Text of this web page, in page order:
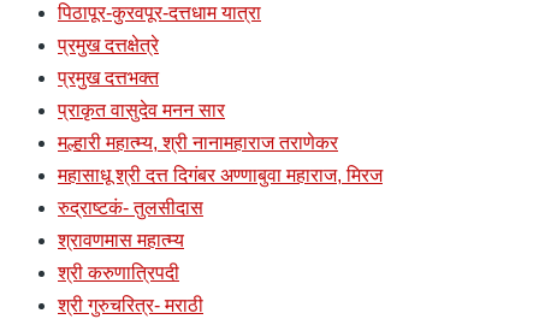
पिठापूर-कुरवपूर-दत्तधाम यात्रा
प्रमुख दत्तक्षेत्रे
प्रमुख दत्तभक्त
प्राकृत वासुदेव मनन सार
मल्हारी महात्म्य, श्री नानामहाराज तराणेकर
महासाधू श्री दत्त दिगंबर अण्णाबुवा महाराज, मिरज
रुद्राष्टकं- तुलसीदास
श्रावणमास महात्म्य
श्री करुणात्रिपदी
श्री गुरुचरित्र- मराठी